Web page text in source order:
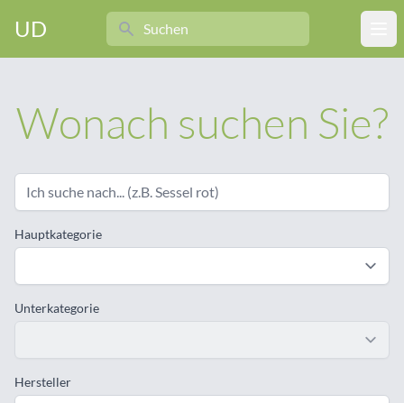
UD
Search
Wonach suchen Sie?
Hauptkategorie
Unterkategorie
Hersteller